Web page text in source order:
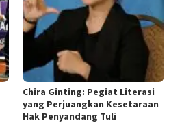
Chira Ginting: Pegiat Literasi
yang Perjuangkan Kesetaraan
Hak Penyandang Tuli